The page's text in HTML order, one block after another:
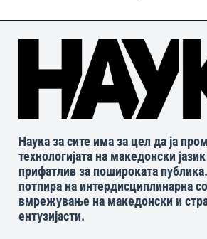
Наука за сите има за цел да ја
технологијата на македонски
прифатлив за пошироката
потпира на интердисциплинарна
вмрежување на македонски и
ентузијасти.